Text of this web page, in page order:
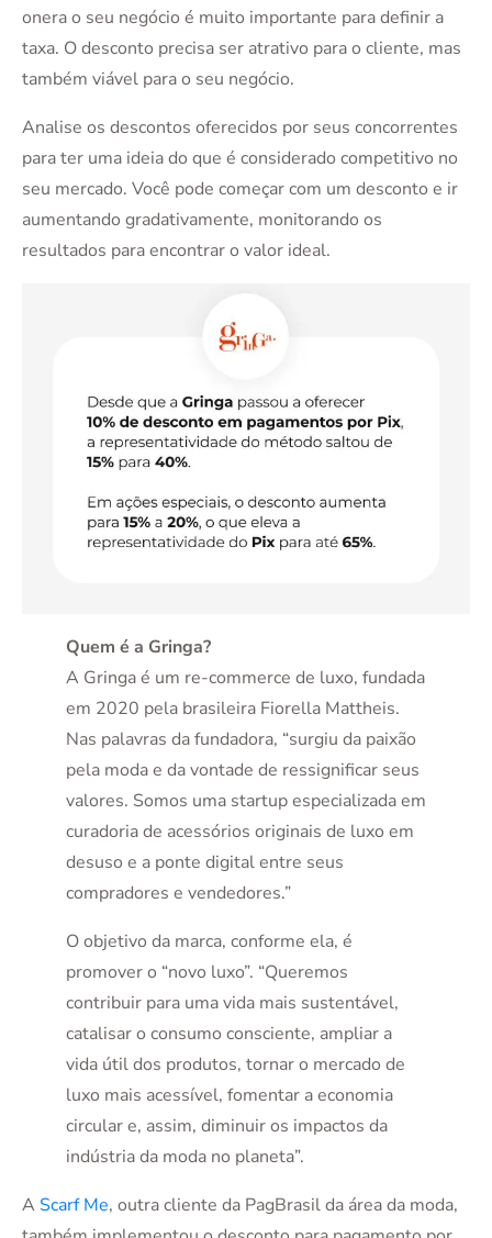
onera o seu negócio é muito importante para definir a
taxa. O desconto precisa ser atrativo para o cliente, mas
também viável para o seu negócio.
Analise os descontos oferecidos por seus concorrentes
para ter uma ideia do que é considerado competitivo no
seu mercado. Você pode começar com um desconto e ir
aumentando gradativamente, monitorando os
resultados para encontrar o valor ideal.
Quem é a Gringa?
A Gringa é um re-commerce de luxo, fundada
em 2020 pela brasileira Fiorella Mattheis.
Nas palavras da fundadora, “surgiu da paixão
pela moda e da vontade de ressignificar seus
valores. Somos uma startup especializada em
curadoria de acessórios originais de luxo em
desuso e a ponte digital entre seus
compradores e vendedores.”
O objetivo da marca, conforme ela, é
promover o “novo luxo”. “Queremos
contribuir para uma vida mais sustentável,
catalisar o consumo consciente, ampliar a
vida útil dos produtos, tornar o mercado de
luxo mais acessível, fomentar a economia
circular e, assim, diminuir os impactos da
indústria da moda no planeta”.
A Scarf Me, outra cliente da PagBrasil da área da moda,